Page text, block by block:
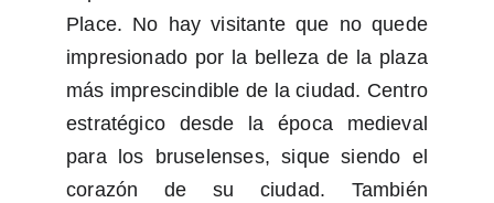
Place. No hay visitante que no quede
impresionado por la belleza de la plaza
más imprescindible de la ciudad. Centro
estratégico desde la época medieval
para los bruselenses, sique siendo el
corazón de su ciudad. También